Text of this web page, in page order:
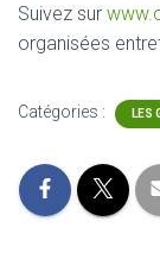
Suivez sur
organisées
Catégories : LES